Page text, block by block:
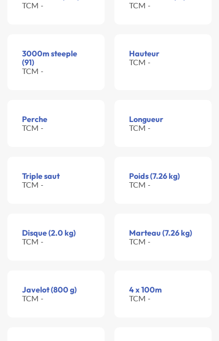
TCM - TCM -
3000m steeple
(91)
TCM -
Hauteur
TCM -
Perche
TCM -
Longueur
TCM -
Triple saut
TCM -
Poids (7.26 kg)
TCM -
Disque (2.0 kg)
TCM -
Marteau (7.26 kg)
TCM -
Javelot (800 g)
TCM -
4 x 100m
TCM -